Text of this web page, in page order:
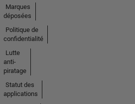
Marques
déposées
Politique de
confidentialité
Lutte
anti-
piratage
Statut des
applications